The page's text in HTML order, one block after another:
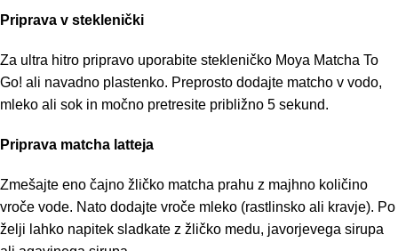
Priprava v steklenički
Za ultra hitro pripravo uporabite stekleničko Moya Matcha To
Go! ali navadno plastenko. Preprosto dodajte matcho v vodo,
mleko ali sok in močno pretresite približno 5 sekund.
Priprava matcha latteja
Zmešajte eno čajno žličko matcha prahu z majhno količino
vroče vode. Nato dodajte vroče mleko (rastlinsko ali kravje). Po
želji lahko napitek sladkate z žličko medu, javorjevega sirupa